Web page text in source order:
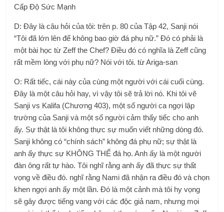
Cấp Độ Sức Mạnh
D: Đây là câu hỏi của tôi: trên p. 80 của Tập 42, Sanji nói
“Tôi đã lớn lên để không bao giờ đá phụ nữ.” Đó có phải là
một bài học từ Zeff the Chef? Điều đó có nghĩa là Zeff cũng
rất mềm lòng với phụ nữ? Nói với tôi. từ Ariga-san
O: Rất tiếc, cái này của cùng một người với cái cuối cùng.
Đây là một câu hỏi hay, vì vậy tôi sẽ trả lời nó. Khi tôi vẽ
Sanji vs Kalifa (Chương 403), một số người ca ngợi lập
trường của Sanji và một số người cảm thấy tiếc cho anh
ấy. Sự thật là tôi không thực sự muốn viết những dòng đó.
Sanji không có “chính sách” không đá phụ nữ; sự thật là
anh ấy thực sự KHÔNG THỂ đá họ. Anh ấy là một người
đàn ông rất tự hào. Tôi nghĩ rằng anh ấy đã thực sự thất
vọng về điều đó. nghĩ rằng Nami đã nhận ra điều đó và chọn
khen ngợi anh ấy một lần. Đó là một cảnh mà tôi hy vọng
sẽ gây được tiếng vang với các độc giả nam, nhưng mọi